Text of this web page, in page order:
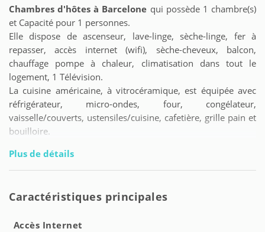
Chambres d'hôtes à Barcelone qui possède 1 chambre(s)
et Capacité pour 1 personnes.
Elle dispose de ascenseur, lave-linge, sèche-linge, fer à
repasser, accès internet (wifi), sèche-cheveux, balcon,
chauffage pompe à chaleur, climatisation dans tout le
logement, 1 Télévision.
La cuisine américaine, à vitrocéramique, est équipée avec
réfrigérateur, micro-ondes, four, congélateur,
vaisselle/couverts, ustensiles/cuisine, cafetière, grille pain et
bouilloire.
Plus de détails
Caractéristiques principales
Accès Internet